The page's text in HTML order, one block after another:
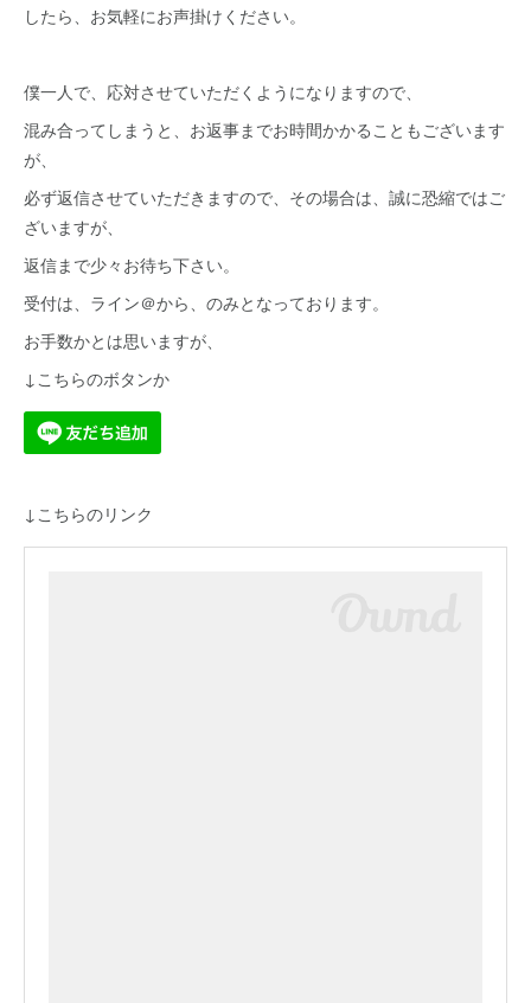
したら、お気軽にお声掛けください。
僕一人で、応対させていただくようになりますので、
混み合ってしまうと、お返事までお時間かかることもございます
が、
必ず返信させていただきますので、その場合は、誠に恐縮ではご
ざいますが、
返信まで少々お待ち下さい。
受付は、ライン＠から、のみとなっております。
お手数かとは思いますが、
↓こちらのボタンか
↓こちらのリンク